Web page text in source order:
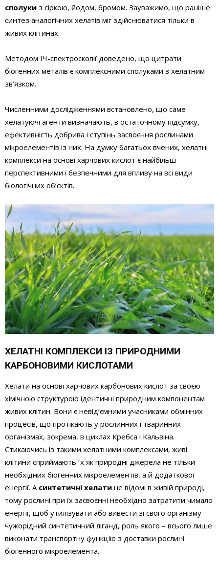
сполуки з сіркою, йодом, бромом. Зауважимо, що раніше
синтез аналогічних хелатів міг здійснюватися тільки в
живих клітинах.
Методом ІЧ-спектроскопії доведено, що цитрати
біогенних металів є комплексними сполуками з хелатним
зв’язком.
Численними дослідженнями встановлено, що саме
хелатуючі агенти визначають, в остаточному підсумку,
ефективність добрива і ступінь засвоєння рослинами
мікроелементів із них. На думку багатьох вчених, хелатні
комплекси на основі харчових кислот є найбільш
перспективними і безпечними для впливу на всі види
біологічних об’єктів.
ХЕЛАТНІ КОМПЛЕКСИ ІЗ ПРИРОДНИМИ
КАРБОНОВИМИ КИСЛОТАМИ
Хелати на основі харчових карбонових кислот за своєю
хімічною структурою ідентичні природним компонентам
живих клітин. Вони є невід’ємними учасниками обмінних
процесів, що протікають у рослинних і тваринних
організмах, зокрема, в циклах Кребса і Кальвіна.
Стикаючись із такими хелатними комплексами, живі
клітини сприймають їх як природні джерела не тільки
необхідних біогенних мікроелементів, а й додаткової
енергії. А синтетичні хелати не відомі в живій природі,
тому рослині при їх засвоєнні необхідно затратити чимало
енергії, щоб утилізувати або вивести зі свого організму
чужорідний синтетичний ліганд, роль якого – всього лише
виконати транспортну функцію з доставки рослині
біогенного мікроелемента.